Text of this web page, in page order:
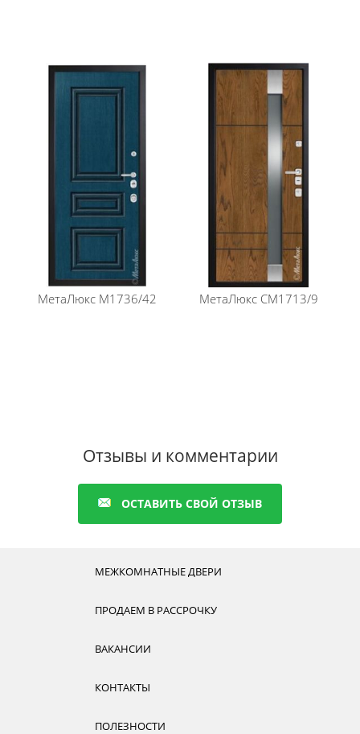
Нижний замок: Securemme 2061 (цилиндровый)
Ручка: tor, цвет на выбор
Ночная задвижка: есть
Термоизолирующие слои: Пенофол, древесная
Порог из нержавеющей стали: есть
Декоративная капитель: есть
Не подходит данная модель? Подберите вариант в
МетаЛюкса
МетаЛюксМ1736/42 МетаЛюкс СМ1713/9
Отзывы и комментарии
ОСТАВИТЬ СВОЙ ОТЗЫВ
МЕЖКОМНАТНЫЕ ДВЕРИ
ПРОДАЕМ В РАССРОЧКУ
ВАКАНСИИ
КОНТАКТЫ
ПОЛЕЗНОСТИ